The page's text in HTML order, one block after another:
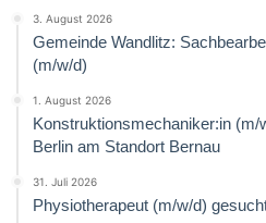
3. August 2026
Gemeinde Wandlitz:
(m/w/d)
1. August 2026
Konstruktionsmechaniker:in (m/
Berlin am Standort Bernau
31. Juli 2026
Physiotherapeut (m/w/d)